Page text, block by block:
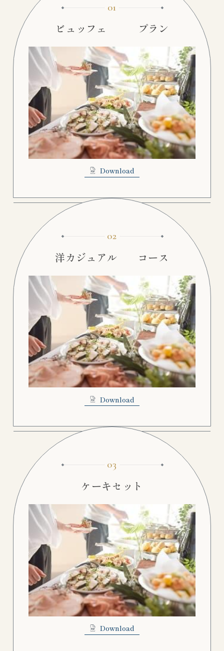
01
ビュッフェ プラン
Download
02
洋カジュアル コース
Download
03
ケーキセット
Download